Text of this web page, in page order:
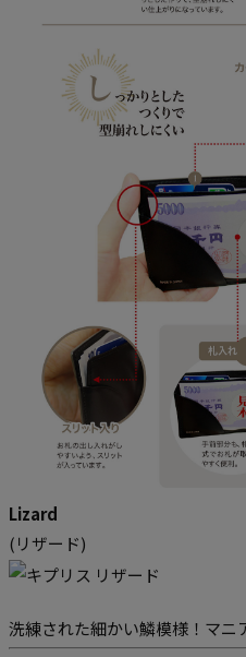
Lizard
(リザード)
洗練された細かい鱗模様！マ